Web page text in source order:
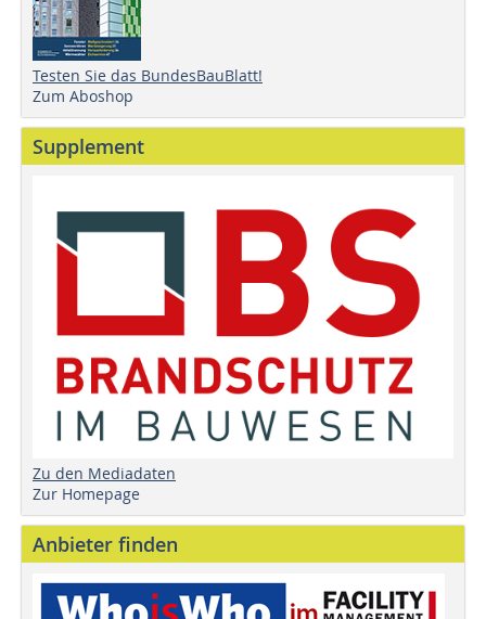
Testen Sie das BundesBauBlatt!
Zum Aboshop
Supplement
Zu den Mediadaten
Zur Homepage
Anbieter finden